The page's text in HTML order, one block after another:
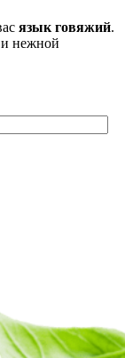
язык говяжий.
нежной